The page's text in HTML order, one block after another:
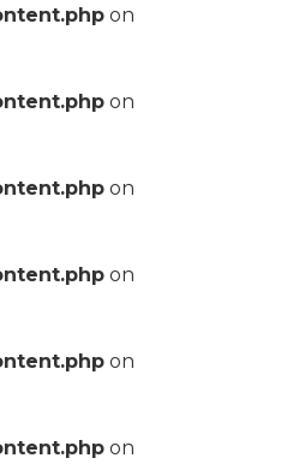
on
on
on
on
on
on